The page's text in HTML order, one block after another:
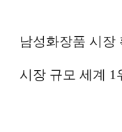
남성화장품 시장
시장 규모 세계 1